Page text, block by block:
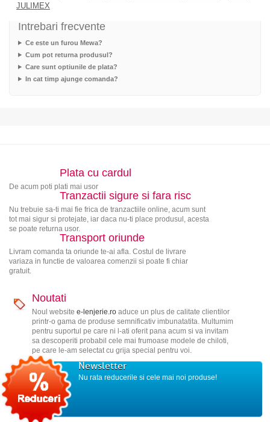
JULIMEX
Intrebari frecvente
Ce este un furou Mewa?
Cum pot returna produsul?
Care sunt optiunile de plata?
In cat timp ajunge comanda?
Plata cu cardul
De acum poti plati mai usor
Tranzactii sigure si fara risc
Nu trebuie sa-ti mai fie frica de tranzactiile online, acum sunt
tot mai sigur si protejate, iar daca nu-ti place produsul, acesta
se poate returna usor.
Transport oriunde
Livram comanda ta oriunde te-ai afla. Costul de livrare
variaza in functie de valoarea comenzii si poate fi chiar
gratuit.
Noutati
Noul website e-lenjerie.roaduce un plus de calitate clientilor
printr-o gama de produse semnificativ imbunatatita. Multumim
pentru suportul pe care ni l-ati oferit pana acum si va invitam
sa descoperiti probabil cele mai frumoase modele de chiloti,
pe care le-am selectat cu grija special pentru voi.
Newsletter
Nu rata reducerile si cele mai noi produse!